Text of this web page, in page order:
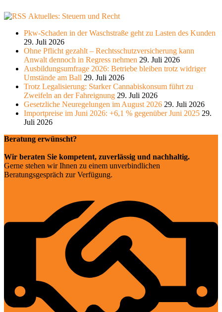
Aktuelles: Steuern und Recht
Pkw-Schaden in der Waschstraße geht zu Lasten des Kunden
29. Juli 2026
Ohne Pflicht gezahlt – Rechtsschutzversicherung kann
Anwalt dennoch in Regress nehmen 29. Juli 2026
Ausbildungsumfrage 2026: Betriebe bleiben trotz widriger
Umstände am Ball 29. Juli 2026
Trotz Legalisierung: Starker Cannabiskonsum führt zu
Zweifeln an der Fahreignung 29. Juli 2026
Gesetzliche Neuregelungen im August 2026 29. Juli 2026
Importpreise im Juni 2026: +6,1 % gegenüber Juni 2025 29.
Juli 2026
Beratung erwünscht?
Wir beraten Sie kompetent, zuverlässig und nachhaltig.
Gerne stehen wir Ihnen zu einem unverbindlichen
Beratungsgespräch zur Verfügung.